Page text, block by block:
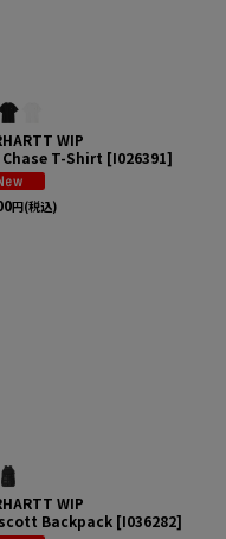
WIP
Chase T-Shirt [I026391]
円(税込)
WIP
Backpack [I036282]